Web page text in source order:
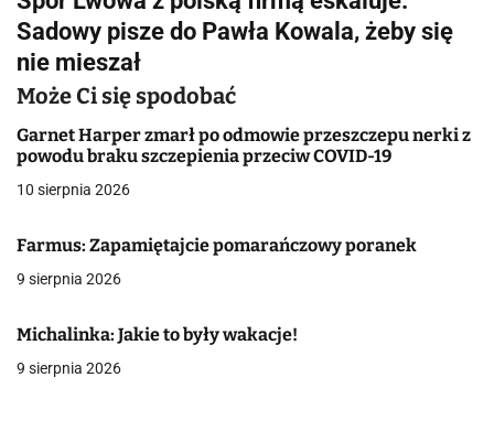
i
g
a
c
a
p
i
Sadowy pisze do Pawła Kowala, żeby się
nie mieszał
Może Ci się spodobać
Garnet Harper zmarł po odmowie przeszczepu nerki z
powodu braku szczepienia przeciw COVID-19
10 sierpnia 2026
Farmus: Zapamiętajcie pomarańczowy poranek
9 sierpnia 2026
Michalinka: Jakie to były wakacje!
9 sierpnia 2026